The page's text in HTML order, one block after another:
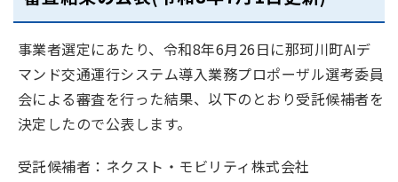
事業者選定にあたり、令和8年6月26日に那珂川町AIデ
マンド交通運行システム導入業務プロポーザル選考委員
会による審査を行った結果、以下のとおり受託候補者を
決定したので公表します。
受託候補者：ネクスト・モビリティ株式会社